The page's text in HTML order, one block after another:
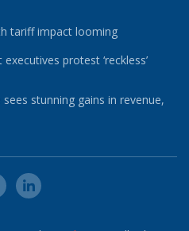
tariff impact looming
protest ‘reckless’
sees stunning gains in revenue,